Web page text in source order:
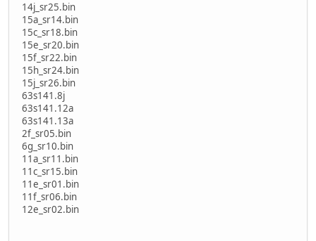
14j_sr25.bin
15a_sr14.bin
15c_sr18.bin
15e_sr20.bin
15f_sr22.bin
15h_sr24.bin
15j_sr26.bin
63s141.8j
63s141.12a
63s141.13a
2f_sr05.bin
6g_sr10.bin
11a_sr11.bin
11c_sr15.bin
11e_sr01.bin
11f_sr06.bin
12e_sr02.bin